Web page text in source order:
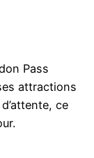
Pass
attractions
ce